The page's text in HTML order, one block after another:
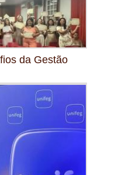
da Gestão